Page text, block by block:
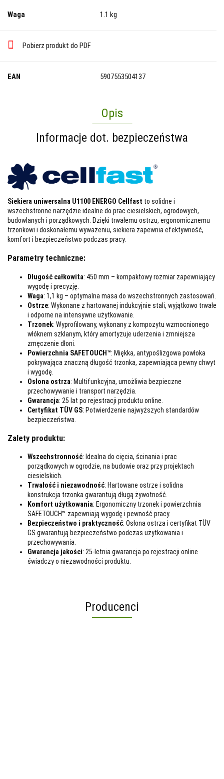
Waga 1.1 kg
Pobierz produkt do PDF
EAN 5907553504137
Opis
Informacje dot. bezpieczeństwa
Siekiera uniwersalna U1100 ENERGO Cellfast to solidne i
wszechstronne narzędzie idealne do prac ciesielskich, ogrodowych,
budowlanych i porządkowych. Dzięki trwałemu ostrzu, ergonomicznemu
trzonkowi i doskonałemu wyważeniu, siekiera zapewnia efektywność,
komfort i bezpieczeństwo podczas pracy.
Parametry techniczne:
Długość całkowita: 450 mm – kompaktowy rozmiar zapewniający
wygodę i precyzję.
Waga: 1,1 kg – optymalna masa do wszechstronnych zastosowań.
Ostrze: Wykonane z hartowanej indukcyjnie stali, wyjątkowo trwałe
i odporne na intensywne użytkowanie.
Trzonek: Wyprofilowany, wykonany z kompozytu wzmocnionego
włóknem szklanym, który amortyzuje uderzenia i zmniejsza
zmęczenie dłoni.
Powierzchnia SAFETOUCH™: Miękka, antypoślizgowa powłoka
pokrywająca znaczną długość trzonka, zapewniająca pewny chwyt
i wygodę.
Osłona ostrza: Multifunkcyjna, umożliwia bezpieczne
przechowywanie i transport narzędzia.
Gwarancja: 25 lat po rejestracji produktu online.
Certyfikat TÜV GS: Potwierdzenie najwyższych standardów
bezpieczeństwa.
Zalety produktu:
Wszechstronność: Idealna do cięcia, ścinania i prac
porządkowych w ogrodzie, na budowie oraz przy projektach
ciesielskich.
Trwałość i niezawodność: Hartowane ostrze i solidna
konstrukcja trzonka gwarantują długą żywotność.
Komfort użytkowania: Ergonomiczny trzonek i powierzchnia
SAFETOUCH™ zapewniają wygodę i pewność pracy.
Bezpieczeństwo i praktyczność: Osłona ostrza i certyfikat TÜV
GS gwarantują bezpieczeństwo podczas użytkowania i
przechowywania.
Gwarancja jakości: 25-letnia gwarancja po rejestracji online
świadczy o niezawodności produktu.
Producenci